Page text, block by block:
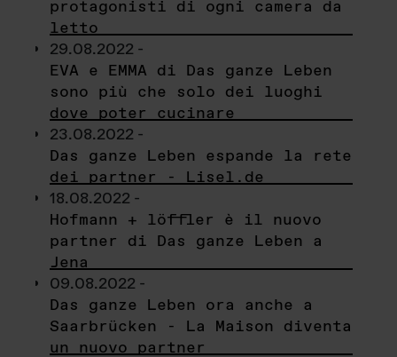
protagonisti di ogni camera da
letto
29.08.2022 -
EVA e EMMA di Das ganze Leben
sono più che solo dei luoghi
dove poter cucinare
23.08.2022 -
Das ganze Leben espande la rete
dei partner - Lisel.de
18.08.2022 -
Hofmann + löffler è il nuovo
partner di Das ganze Leben a
Jena
09.08.2022 -
Das ganze Leben ora anche a
Saarbrücken - La Maison diventa
un nuovo partner